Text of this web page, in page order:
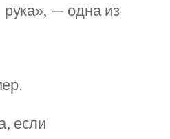
— одна из
если